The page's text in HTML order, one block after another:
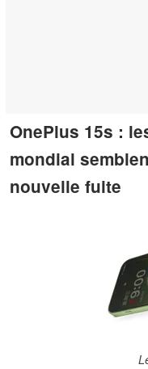
OnePlus 15s :
mondial
nouvelle fuite